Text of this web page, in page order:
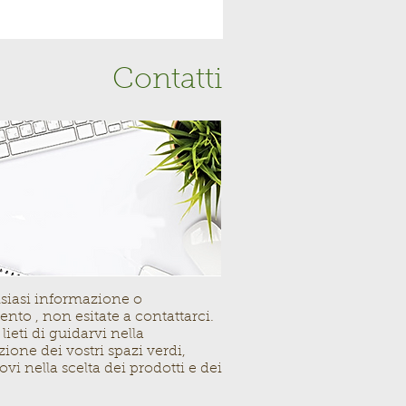
Contatti
informazione o
, non esitate a contattarci.
lieti di guidarvi nella
dei vostri spazi verdi,
nella scelta dei prodotti e dei